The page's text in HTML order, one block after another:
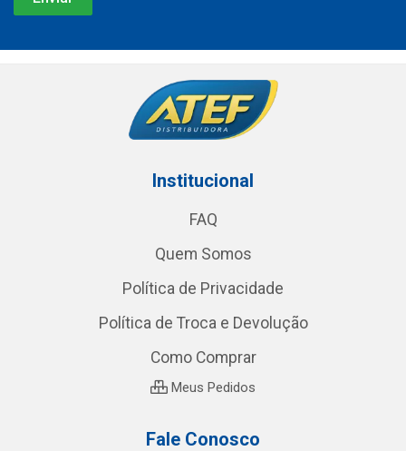
Institucional
FAQ
Quem Somos
Política de Privacidade
Política de Troca e Devolução
Como Comprar
Meus Pedidos
Fale Conosco